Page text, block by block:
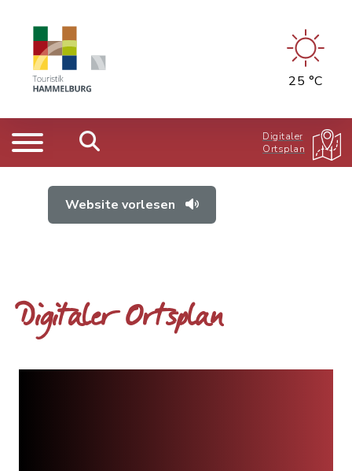
25 °C
Digitaler
Ortsplan
Website vorlesen
Digitaler Ortsplan